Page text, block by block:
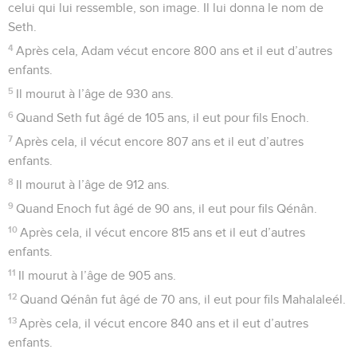
celui qui lui ressemble, son image. Il lui donna le nom de
Seth.
4 Après cela, Adam vécut encore 800 ans et il eut d’autres
enfants.
5 Il mourut à l’âge de 930 ans.
6 Quand Seth fut âgé de 105 ans, il eut pour fils Enoch.
7 Après cela, il vécut encore 807 ans et il eut d’autres
enfants.
8 Il mourut à l’âge de 912 ans.
9 Quand Enoch fut âgé de 90 ans, il eut pour fils Qénân.
10 Après cela, il vécut encore 815 ans et il eut d’autres
enfants.
11 Il mourut à l’âge de 905 ans.
12 Quand Qénân fut âgé de 70 ans, il eut pour fils Mahalaleél.
13 Après cela, il vécut encore 840 ans et il eut d’autres
enfants.